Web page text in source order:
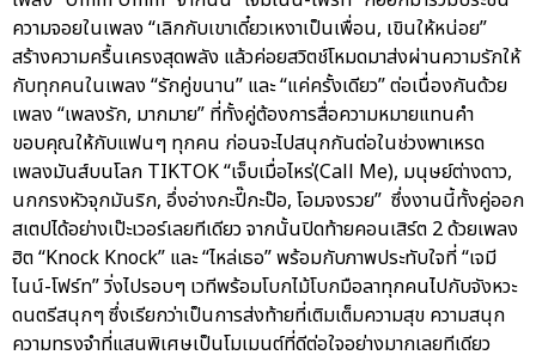
ความจอยในเพลง “เลิกกับเขาเดี๋ยวเหงาเป็นเพื่อน, เขินให้หน่อย”
สร้างความครื้นเครงสุดพลัง แล้วค่อยสวิตช์โหมดมาส่งผ่านความรักให้
กับทุกคนในเพลง “รักคู่ขนาน” และ “แค่ครั้งเดียว” ต่อเนื่องกันด้วย
เพลง “เพลงรัก, มากมาย” ที่ทั้งคู่ต้องการสื่อความหมายแทนคำ
ขอบคุณให้กับแฟนๆ ทุกคน ก่อนจะไปสนุกกันต่อในช่วงพาเหรด
เพลงมันส์บนโลก TIKTOK “เจ็บเมื่อไหร่(Call Me), มนุษย์ต่างดาว,
นกกรงหัวจุกมันริก, อึ่งอ่างกะปี๊กะป๊อ, โอมจงรวย” ซึ่งงานนี้ทั้งคู่ออก
สเตปได้อย่างเป๊ะเวอร์เลยทีเดียว จากนั้นปิดท้ายคอนเสิร์ต 2 ด้วยเพลง
ฮิต “Knock Knock” และ “ไหล่เธอ” พร้อมกับภาพประทับใจที่ “เจมี
ไนน์-โฟร์ท” วิ่งไปรอบๆ เวทีพร้อมโบกไม้โบกมือลาทุกคนไปกับจังหวะ
ดนตรีสนุกๆ ซึ่งเรียกว่าเป็นการส่งท้ายที่เติมเต็มความสุข ความสนุก
ความทรงจำที่แสนพิเศษเป็นโมเมนต์ที่ดีต่อใจอย่างมากเลยทีเดียว